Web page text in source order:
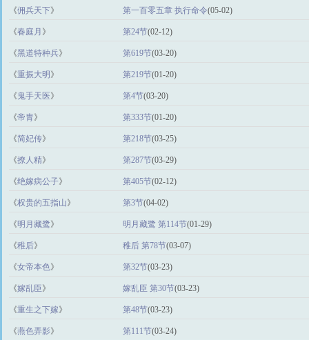
《佣兵天下》 第一百零五章 执行命令(05-02)
《春庭月 》 第24节(02-12)
《黑道特种兵》 第619节(03-20)
《重振大明 》 第219节(01-20)
《 鬼手天医》 第4节(03-20)
《帝胄 》 第333节(01-20)
《简妃传》 第218节(03-25)
《撩人精》 第287节(03-29)
《绝嫁病公子》 第405节(02-12)
《权贵的五指山》 第3节(04-02)
《明月藏鹭》 明月藏鹭 第114节(01-29)
《稚后》 稚后 第78节(03-07)
《女帝本色》 第32节(03-23)
《嫁乱臣》 嫁乱臣 第30节(03-23)
《重生之下嫁》 第48节(03-23)
《燕色弄影》 第111节(03-24)